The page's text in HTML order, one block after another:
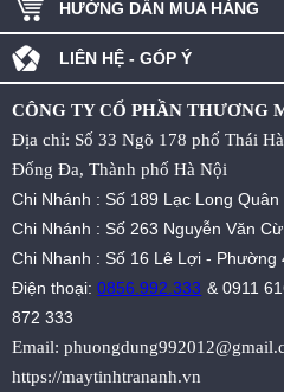
HƯỚNG DẪN MUA HÀNG
LIÊN HỆ - GÓP Ý
CÔNG TY CỔ PHẦN THƯƠNG
Địa chỉ: Số 33 Ngõ 178 phố Thái
Đống Đa, Thành phố Hà Nội
Chi Nhánh : Số 189 Lạc Long
Chi Nhánh : Số 263 Nguyễn Văn
Chi Nhanh : Số 16 Lê Lợi - Phường
Điện thoại:0856.992.333 & 0911
872 333
Email:
https://maytinhtrananh.vn